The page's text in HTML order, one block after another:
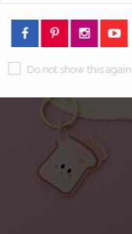
Do not show this again